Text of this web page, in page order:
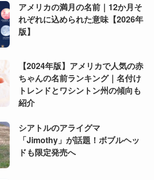
アメリカの満月の名前｜12か月そ
れぞれに込められた意味【2026年
版】
【2024年版】アメリカで人気の赤
ちゃんの名前ランキング｜名付け
トレンドとワシントン州の傾向も
紹介
シアトルのアライグマ
「Jimothy」が話題！ボブルヘッ
ドも限定発売へ